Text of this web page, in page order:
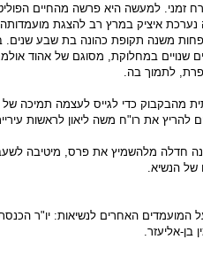
זמני. למעשה היא פרשה מהחיים
איציק במרץ רב להצגת
משנה תקופת כהונה בת שבע שנים.
שנויים במחלוקת, מסוגם של אהוד
לתמוך בה.
מהבקבוק כדי לגייס לעצמה תמיכה של
את רו"ח משה ליאון לראשות
חדלה מלהשמיץ את פרס, מיטיבה
של הנשיא.
המועמדים האחרים לנשיאות: יו"ר
בן-אליעזר.